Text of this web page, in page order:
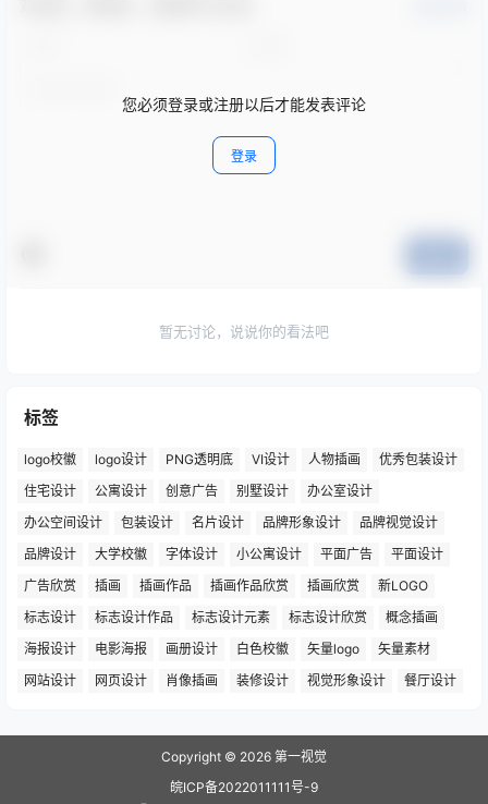
您必须登录或注册以后才能发表评论
登录
暂无讨论，说说你的看法吧
标签
logo校徽 logo设计 PNG透明底 VI设计 人物插画
优秀包装设计
住宅设计
公寓设计 创意广告 别墅设计
办公室设计
办公空间设计
包装设计 名片设计 品牌形象设计
品牌视觉设计
品牌设计
大学校徽 字体设计 小公寓设计 平面广告
平面设计
广告欣赏
插画 插画作品 插画作品欣赏 插画欣赏
新LOGO
标志设计
标志设计作品 标志设计元素 标志设计欣赏
概念插画
海报设计
电影海报 画册设计 白色校徽 矢量logo
矢量素材
网站设计
网页设计 肖像插画 装修设计 视觉形象设计 餐厅设计
Copyright © 2026 第一视觉
皖ICP备2022011111号-9